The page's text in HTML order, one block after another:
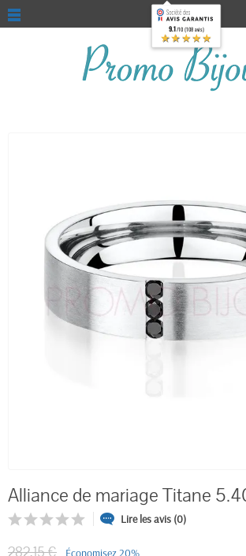
Alliance de mariage Titane
Lire les avis (0)
Économisez 20%
9.1/10 (108 avis)
★★★★★